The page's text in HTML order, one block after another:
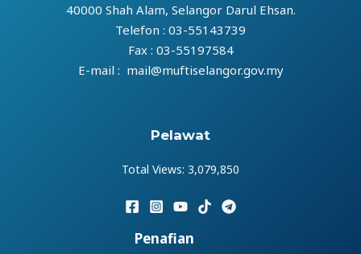
40000 Shah Alam, Selangor Darul Ehsan.
Telefon : 03-55143739
Fax : 03-55197584
E-mail : mail@muftiselangor.gov.my
Pelawat
Total Views: 3,079,850
Penafian